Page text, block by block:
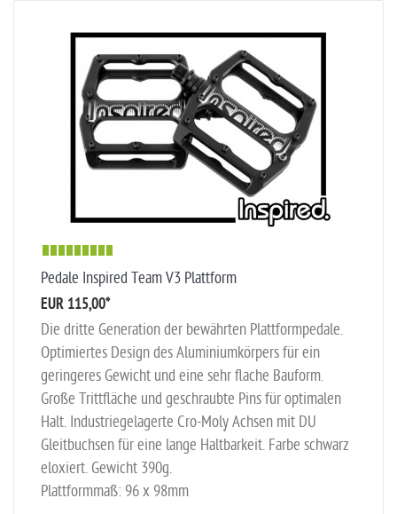
Pedale Inspired Team V3 Plattform
EUR 115,00*
Die dritte Generation der bewährten Plattformpedale.
Optimiertes Design des Aluminiumkörpers für ein
geringeres Gewicht und eine sehr flache Bauform.
Große Trittfläche und geschraubte Pins für optimalen
Halt. Industriegelagerte Cro-Moly Achsen mit DU
Gleitbuchsen für eine lange Haltbarkeit. Farbe schwarz
eloxiert. Gewicht 390g.
Plattformmaß: 96 x 98mm